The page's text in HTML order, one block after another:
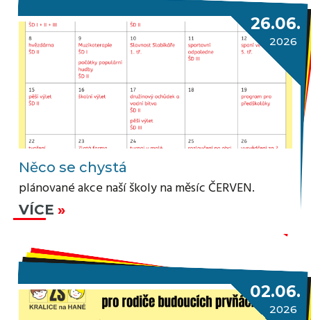
26.06.
2026
Něco se chystá
plánované akce naší školy na měsíc ČERVEN.
VÍCE
02.06.
2026